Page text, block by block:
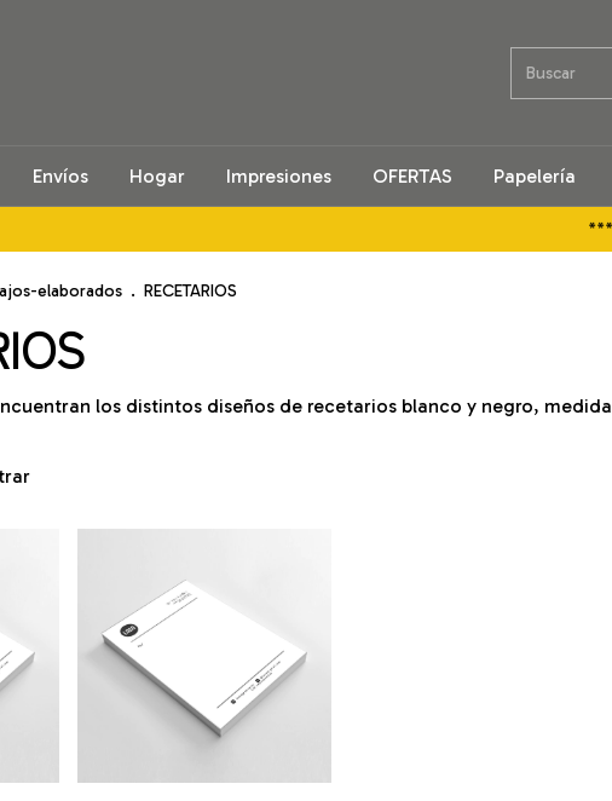
Envíos Hogar Impresiones OFERTAS Papelería
elaborados . RECETARIOS
los distintos diseños de recetarios blanco y negro,